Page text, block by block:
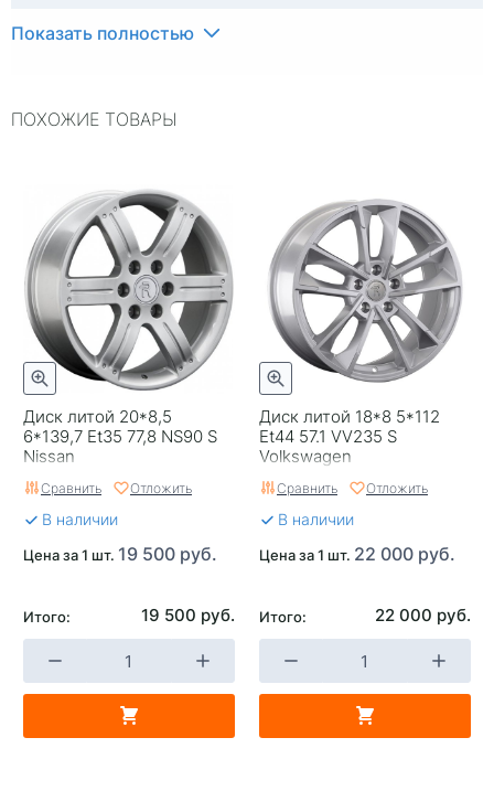
ЦО
Применяемость
Гарантия
Цвет
Черный с полировкой
Категория
Легковые
Страна изготовителя
Россия
Replica
0
Показать полностью
ПОХОЖИЕ ТОВАРЫ
Диск литой 20*8,5
6*139,7 Et35 77,8 NS90 S
Nissan
Сравнить Отложить
В наличии
Цена за 1 шт. 19 500 руб.
Итого: 19 500 руб.
Диск литой 18*8 5*112
Et44 57.1 VV235 S
Volkswagen
Сравнить Отложить
В наличии
Цена за 1 шт. 22 000 руб.
Итого: 22 000 руб.